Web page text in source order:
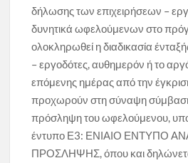
δήλωσης των επιχειρήσεων –
δυνητικά ωφελούμενων στο
ολοκληρωθεί η διαδικασία
– εργοδότες, αυθημερόν ή το
επόμενης ημέρας από την
προχωρούν στη σύναψη
πρόσληψη του ωφελούμενου,
έντυπο Ε3: ΕΝΙΑΙΟ ΕΝΤΥΠΟ
ΠΡΟΣΛΗΨΗΣ, όπου και δηλώνεται